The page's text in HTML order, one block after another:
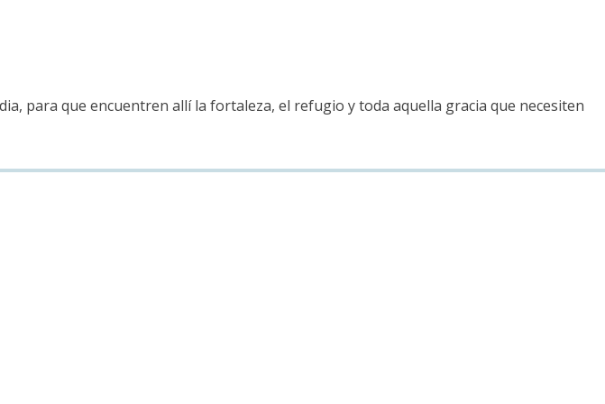
para que encuentren allí la fortaleza, el refugio y toda aquella gracia que necesiten